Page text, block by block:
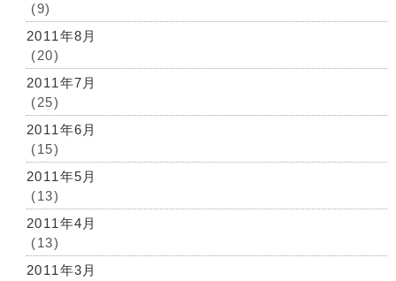
(9)
2011年8月
(20)
2011年7月
(25)
2011年6月
(15)
2011年5月
(13)
2011年4月
(13)
2011年3月